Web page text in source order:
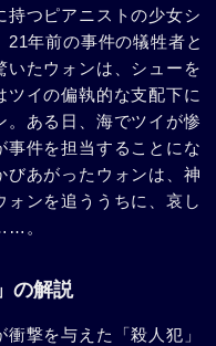
持つピアニストの少女シ
21年前の事件の犠牲者と
いたウォンは、シューを
イの偏執的な支配下に
。ある日、海でツイが惨
事件を担当することにな
びあがったウォンは、神
ンを追ううちに、哀し
。
の解説
撃を与えた「殺人犯」